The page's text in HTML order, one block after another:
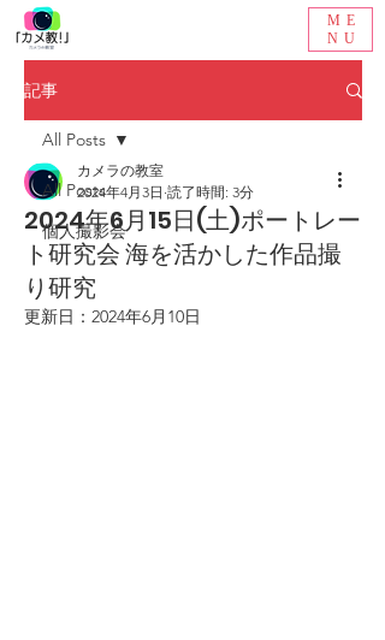
ME
NU
記事
All Posts
個人撮影会
All Posts
2024年6月15日(土)ポートレー
ト研究会 海を活かした作品撮
り研究
カメラの教室
2024年4月3日 読了時間: 3分
更新日： 2024年6月10日